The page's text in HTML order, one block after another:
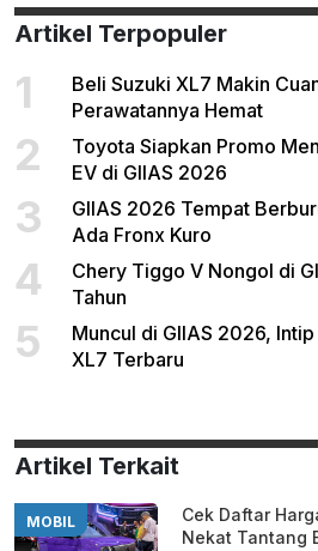
Artikel Terpopuler
1
Beli Suzuki XL7 Makin
Perawatannya Hemat
2
Toyota Siapkan Promo
EV di GIIAS 2026
3
GIIAS 2026 Tempat
Ada Fronx Kuro
4
Chery Tiggo V Nongol di
Tahun
5
Muncul di GIIAS 2026,
XL7 Terbaru
Artikel Terkait
MOBIL
Cek Daftar
Nekat Tantang